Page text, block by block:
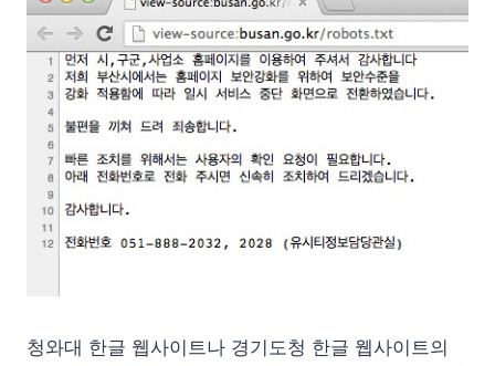
청와대 한글 웹사이트나 경기도청 한글 웹사이트의